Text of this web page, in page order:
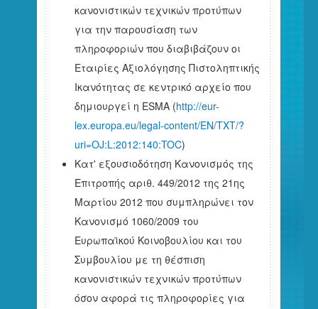
κανονιστικών τεχνικών προτύπων
για την παρουσίαση των
πληροφοριών που διαβιβάζουν οι
Εταιρίες Αξιολόγησης Πιστοληπτικής
Ικανότητας σε κεντρικό αρχείο που
δημιουργεί η ESMA (http://eur-
lex.europa.eu/legal-content/EN/TXT/?
uri=OJ:L:2012:140:TOC)
Κατ' εξουσιοδότηση Κανονισμός της
Επιτροπής αριθ. 449/2012 της 21ης
Μαρτίου 2012 που συμπληρώνει τον
Κανονισμό 1060/2009 του
Ευρωπαϊκού Κοινοβουλίου και του
Συμβουλίου με τη θέσπιση
κανονιστικών τεχνικών προτύπων
όσον αφορά τις πληροφορίες για